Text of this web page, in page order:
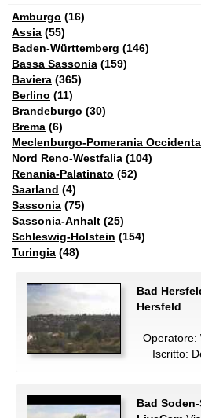
Amburgo (16)
Assia (55)
Baden-Württemberg (146)
Bassa Sassonia (159)
Baviera (365)
Berlino (11)
Brandeburgo (30)
Brema (6)
Meclenburgo-Pomerania
Nord Reno-Westfalia (104)
Renania-Palatinato (52)
Saarland (4)
Sassonia (75)
Sassonia-Anhalt (25)
Schleswig-Holstein (154)
Turingia (48)
Bad
Hersfeld
Operatore:
Iscritto:
Bad